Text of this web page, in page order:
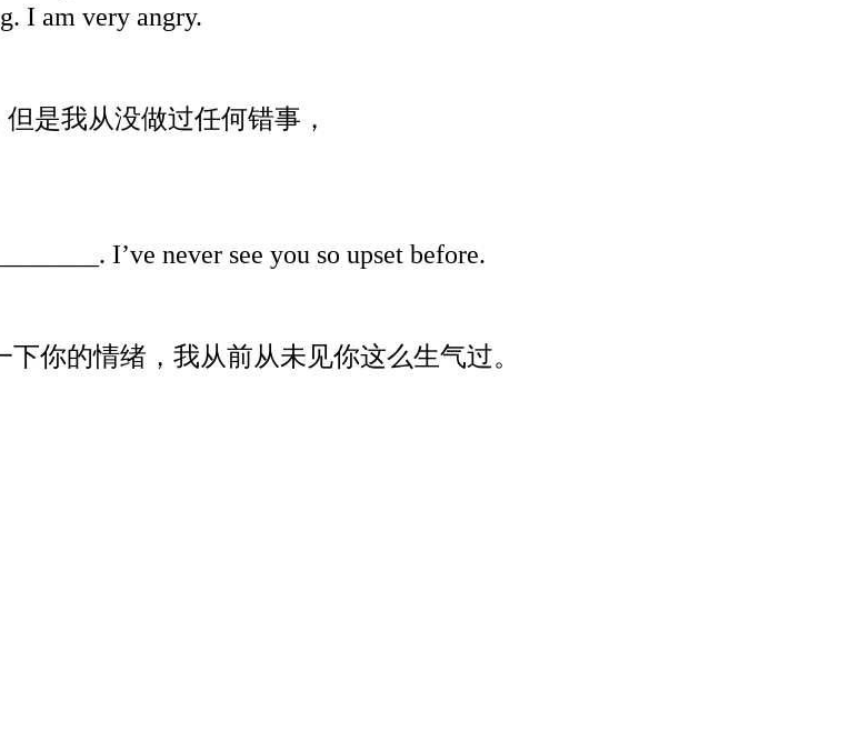
I am very angry.
但是我从没做过任何错事，
I’ve never see you so upset before.
下你的情绪，我从前从未见你这么生气过。